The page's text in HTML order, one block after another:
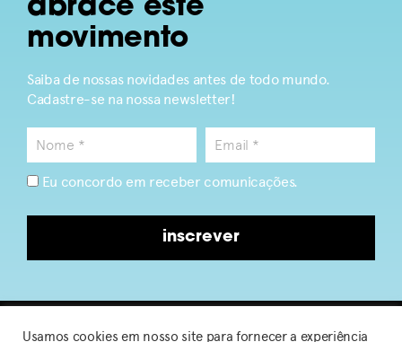
abrace este
movimento
Saiba de nossas novidades antes de todo mundo.
Cadastre-se na nossa newsletter!
Eu concordo em receber comunicações.
inscrever
Usamos cookies em nosso site para fornecer a experiência